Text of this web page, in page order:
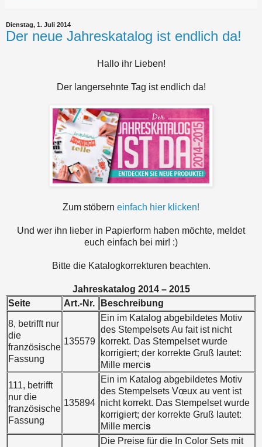
Dienstag, 1. Juli 2014
Der neue Jahreskatalog ist endlich da!
Hallo ihr Lieben!
Der langersehnte Tag ist endlich da!
Zum stöbern einfach hier klicken!
Und wer ihn lieber in Papierform haben möchte, meldet
euch einfach bei mir! :)
Bitte die Katalogkorrekturen beachten.
Jahreskatalog 2014 – 2015
Seite
Art.-Nr. Beschreibung
8, betrifft nur
die
französische
Fassung
135579
Ein im Katalog abgebildetes Motiv
des Stempelsets Au fait ist nicht
korrekt. Das Stempelset wurde
korrigiert; der korrekte Gruß lautet:
Mille mercis
111, betrifft
nur die
französische
Fassung
135894
Ein im Katalog abgebildetes Motiv
des Stempelsets Vœux au vent ist
nicht korrekt. Das Stempelset wurde
korrigiert; der korrekte Gruß lautet:
Mille mercis
Die Preise für die In Color Sets mit